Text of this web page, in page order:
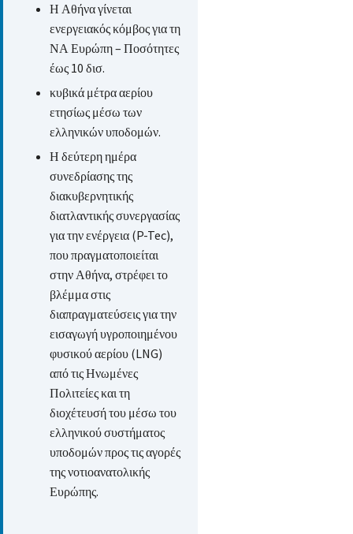
Η Αθήνα γίνεται
ενεργειακός κόμβος για τη
ΝΑ Ευρώπη – Ποσότητες
έως 10 δισ.
κυβικά μέτρα αερίου
ετησίως μέσω των
ελληνικών υποδομών.
Η δεύτερη ημέρα
συνεδρίασης της
διακυβερνητικής
διατλαντικής συνεργασίας
για την ενέργεια (P-Tec),
που πραγματοποιείται
στην Αθήνα, στρέφει το
βλέμμα στις
διαπραγματεύσεις για την
εισαγωγή υγροποιημένου
φυσικού αερίου (LNG)
από τις Ηνωμένες
Πολιτείες και τη
διοχέτευσή του μέσω του
ελληνικού συστήματος
υποδομών προς τις αγορές
της νοτιοανατολικής
Ευρώπης.